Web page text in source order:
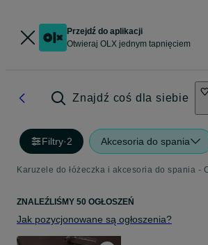
Przejdź do aplikacji
Otwieraj OLX jednym tapnięciem
Znajdź coś dla siebie
Filtry·2 Akcesoria do spania
Karuzele do łóżeczka i akcesoria do spania -
ZNALEŹLIŚMY 50 OGŁOSZEŃ
Jak pozycjonowane są ogłoszenia?